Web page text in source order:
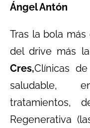
Ángel Antón
Tras la bola
del drive más
Cres,Clínicas
saludable,
tratamientos,
Regenerativa